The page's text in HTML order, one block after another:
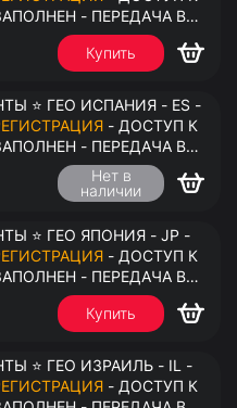
- ПЕРЕДАЧА В
Купить
⭐ ГЕО ИСПАНИЯ - ES -
- ДОСТУП К
- ПЕРЕДАЧА В
Нет в
наличии
⭐ ГЕО ЯПОНИЯ - JP -
- ДОСТУП К
- ПЕРЕДАЧА В
Купить
⭐ ГЕО ИЗРАИЛЬ - IL -
- ДОСТУП К